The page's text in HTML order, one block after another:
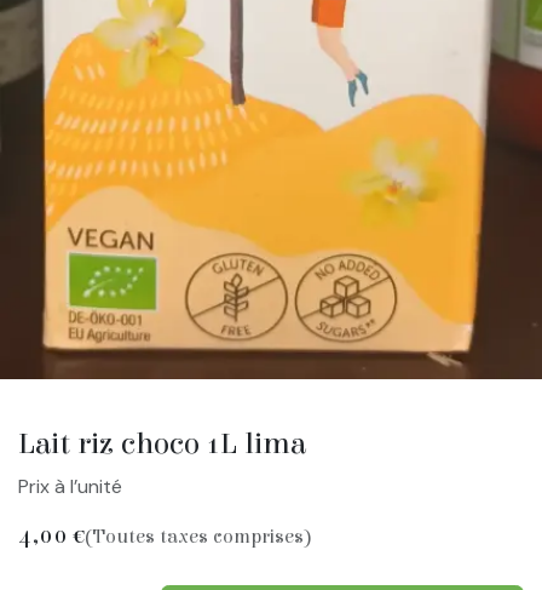
Lait riz choco 1L lima
Prix à l’unité
4,00 €(Toutes taxes comprises)